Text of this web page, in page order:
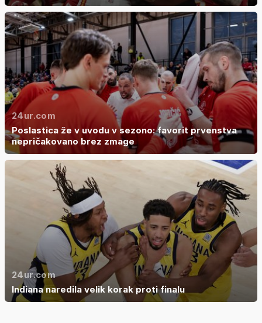
24ur.com
Poslastica že v uvodu v sezono: favorit prvenstva
nepričakovano brez zmage
24ur.com
Indiana naredila velik korak proti finalu